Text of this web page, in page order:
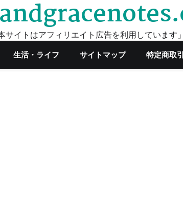
サイトはアフィリエイト広告を利用しています」
生活・ライフ サイトマップ 特定商取